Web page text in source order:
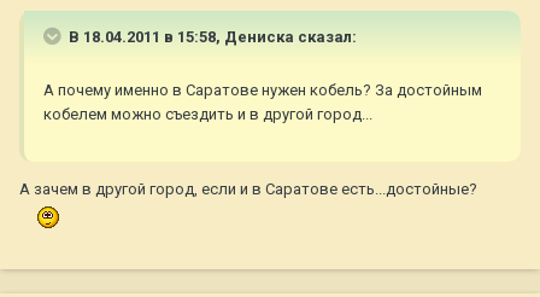
В 18.04.2011 в 15:58, Дениска сказал:
А почему именно в Саратове нужен кобель? За достойным
кобелем можно съездить и в другой город...
А зачем в другой город, если и в Саратове есть...достойные?